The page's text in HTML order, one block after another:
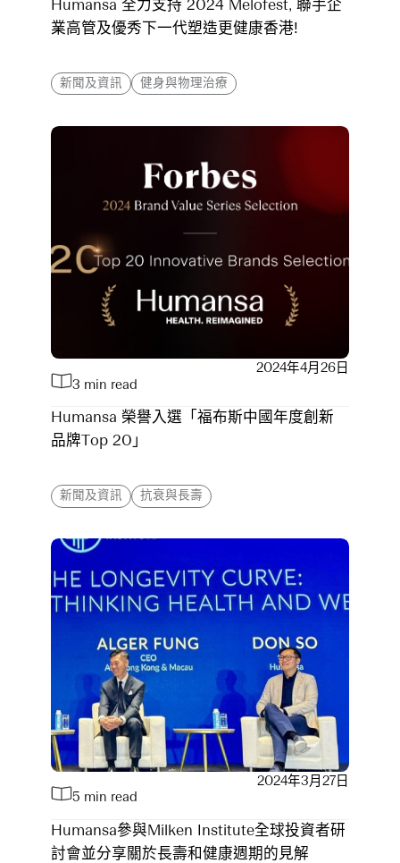
Humansa 全力支持 2024 Melofest, 聯手企
業高管及優秀下一代塑造更健康香港!
新聞及資訊 健身與物理治療
3 min read
2024年4月26日
Humansa 榮譽入選「福布斯中國年度創新
品牌Top 20」
新聞及資訊 抗衰與長壽
5 min read
2024年3月27日
Humansa參與Milken Institute全球投資者研
討會並分享關於長壽和健康週期的見解